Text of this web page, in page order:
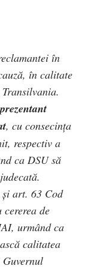
în
în calitate
, cu consecinţa
respectiv a
ca DSU să
art. 63 Cod
de
urmând ca
calitatea